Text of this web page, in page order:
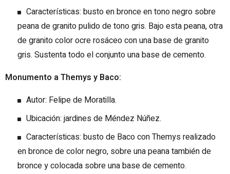
Características: busto en bronce en tono negro sobre
peana de granito pulido de tono gris. Bajo esta peana, otra
de granito color ocre rosáceo con una base de granito
gris. Sustenta todo el conjunto una base de cemento.
Monumento a Themys y Baco:
Autor: Felipe de Moratilla.
Ubicación: jardines de Méndez Núñez.
Características: busto de Baco con Themys realizado
en bronce de color negro, sobre una peana también de
bronce y colocada sobre una base de cemento.